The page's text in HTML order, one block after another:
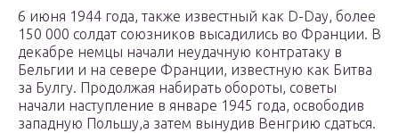
6 июня 1944 года, также известный как D-Day, более
150 000 солдат союзников высадились во Франции. В
декабре немцы начали неудачную контратаку в
Бельгии и на севере Франции, известную как Битва
за Булгу. Продолжая набирать обороты, советы
начали наступление в январе 1945 года, освободив
западную Польшу,а затем вынудив Венгрию сдаться.